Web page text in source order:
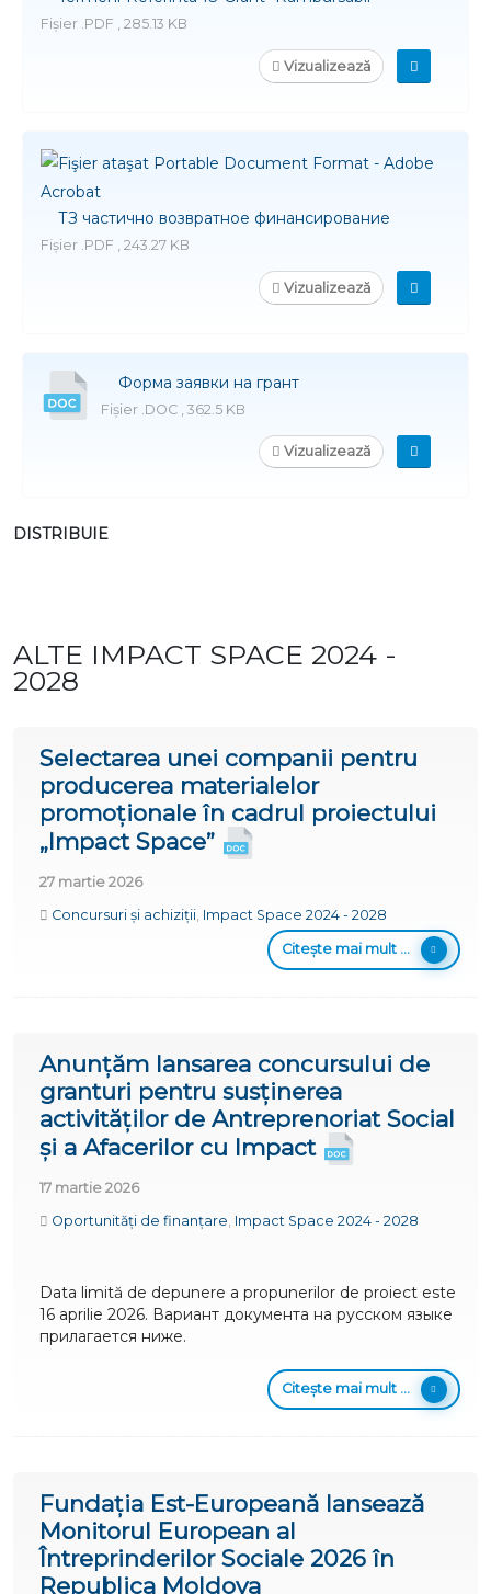
Fișier .PDF , 285.13 KB
Vizualizează
ТЗ частично возвратное финансирование
Fișier .PDF , 243.27 KB
Vizualizează
Форма заявки на грант
Fișier .DOC , 362.5 KB
Vizualizează
DISTRIBUIE
ALTE IMPACT SPACE 2024 -
2028
Selectarea unei companii pentru
producerea materialelor
promoționale în cadrul proiectului
„Impact Space”
27 martie 2026
Concursuri și achiziții, Impact Space 2024 - 2028
Citește mai mult ...
Anunțăm lansarea concursului de
granturi pentru susținerea
activităților de Antreprenoriat Social
și a Afacerilor cu Impact
17 martie 2026
Oportunități de finanțare, Impact Space 2024 - 2028
Data limită de depunere a propunerilor de proiect este
16 aprilie 2026. Вариант документа на русском языке
прилагается ниже.
Citește mai mult ...
Fundația Est-Europeană lansează
Monitorul European al
Întreprinderilor Sociale 2026 în
Republica Moldova